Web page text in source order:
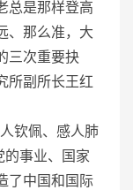
总是那样登高
、那么准，大
三次重要抉
所副所长王红
钦佩、感人肺
的事业、国家
了中国和国际